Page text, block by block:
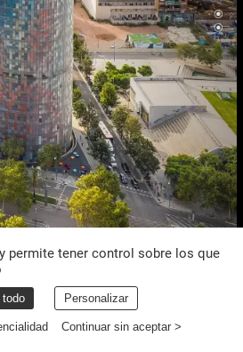
permite tener control sobre los que
Personalizar
Continuar sin aceptar >